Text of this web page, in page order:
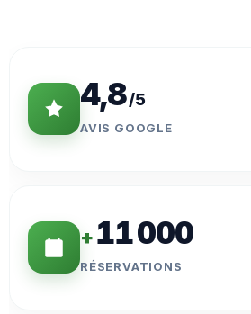
4,8/5
AVIS GOOGLE
+11 000
RÉSERVATIONS